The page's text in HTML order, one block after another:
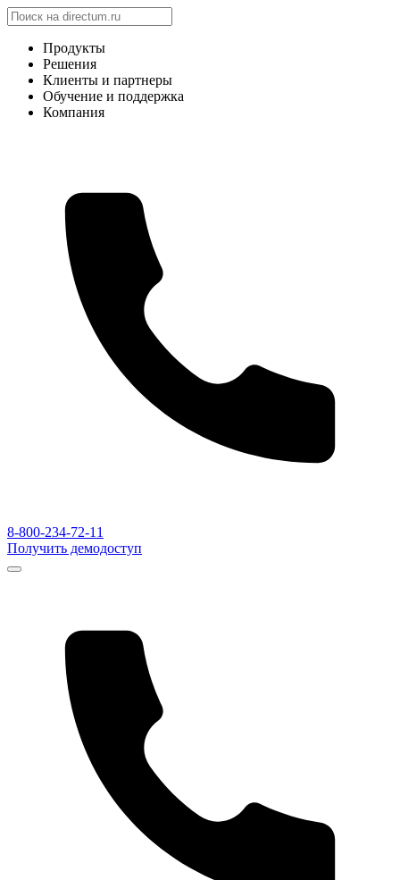
Продукты
Решения
Клиенты и партнеры
Обучение и поддержка
Компания
8-800-234-72-11
Получить демодоступ